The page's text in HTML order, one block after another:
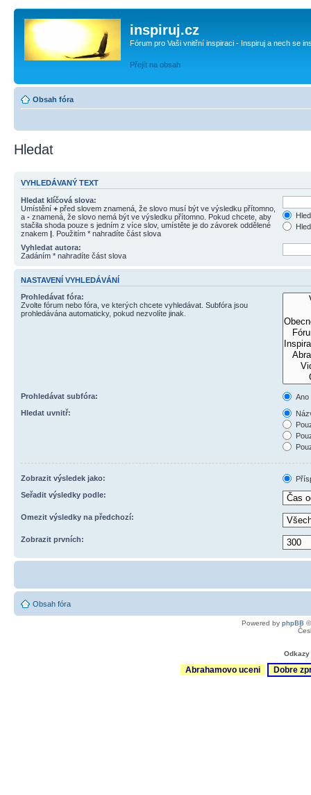
inspiruj.cz
Fórum pro Vaši vnitřní inspiraci - Inspiruj a nech se
Přejít na obsah
Obsah fóra
Hledat
VYHLEDÁVANÝ TEXT
Hledat klíčová slova:
Umístění + před slovem znamená, že slovo musí být ve výsledku přítomno,
a - znamená, že slovo nemá být ve výsledku přítomno. Pokud chcete, aby
stačila shoda pouze s jedním z více slov, umístěte je do závorek oddělené
znakem | . Použitím * nahradíte část slova
Vyhledat autora:
Zadáním * nahradíte část slova
NASTAVENÍ VYHLEDÁVÁNÍ
Prohledávat fóra:
Zvolte fórum nebo fóra, ve kterých chcete vyhledávat. Subfóra jsou
prohledávána automaticky, pokud nezvolíte jinak.
Prohledávat subfóra:
Ano
Hledat uvnitř:
Zobrazit výsledek jako:
Seřadit výsledky podle:
Omezit výsledky na předchozí:
Zobrazit prvních:
Obsah fóra
Powered by phpBB
Abrahamovo uceni Dobre